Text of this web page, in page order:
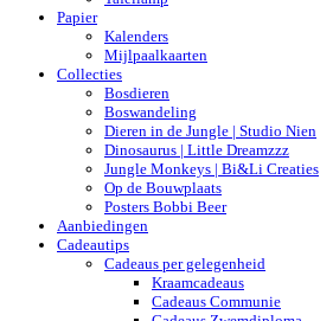
Papier
Kalenders
Mijlpaalkaarten
Collecties
Bosdieren
Boswandeling
Dieren in de Jungle | Studio Nien
Dinosaurus | Little Dreamzzz
Jungle Monkeys | Bi&Li Creaties
Op de Bouwplaats
Posters Bobbi Beer
Aanbiedingen
Cadeautips
Cadeaus per gelegenheid
Kraamcadeaus
Cadeaus Communie